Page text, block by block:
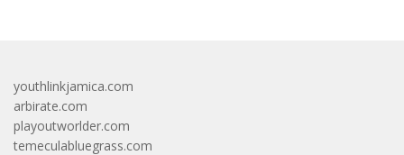
youthlinkjamica.com
arbirate.com
playoutworlder.com
temeculabluegrass.com